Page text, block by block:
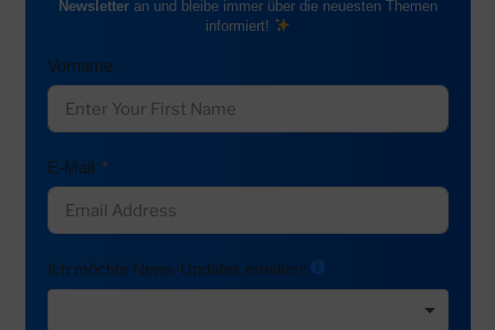
Newsletteran und bleibe immer über die neuesten Themen
informiert!
Vorname
E-Mail
Ich möchte News-Updates erhalten: